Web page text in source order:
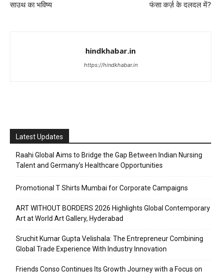
साउथ का भविष्य
फंसा कर्ज़ के दलदल में?
hindkhabar.in
https://hindkhabar.in
Latest Updates
Raahi Global Aims to Bridge the Gap Between Indian Nursing
Talent and Germany’s Healthcare Opportunities
Promotional T Shirts Mumbai for Corporate Campaigns
ART WITHOUT BORDERS 2026 Highlights Global Contemporary
Art at World Art Gallery, Hyderabad
Sruchit Kumar Gupta Velishala: The Entrepreneur Combining
Global Trade Experience With Industry Innovation
Friends Conso Continues Its Growth Journey with a Focus on